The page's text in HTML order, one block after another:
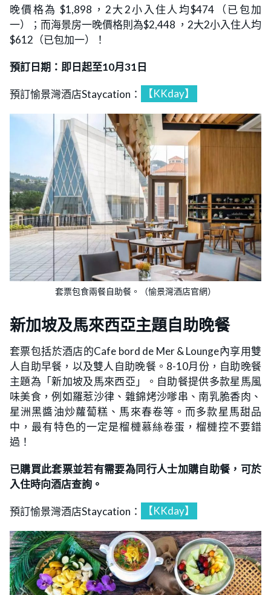
晚價格為 $1,898，2大2小入住人均$474（已包加
一）；而海景房一晚價格則為$2,448 ，2大2小入住人均
$612（已包加一）！
預訂日期：即日起至10月31日
預訂愉景灣酒店Staycation： 【KKday】
套票包食兩餐自助餐。（愉景灣酒店官網）
新加坡及馬來西亞主題自助晚餐
套票包括於酒店的Cafe bord de Mer & Lounge內享用雙
人自助早餐，以及雙人自助晚餐。8-10月份，自助晚餐
主題為「新加坡及馬來西亞」。自助餐提供多款星馬風
味美食，例如羅惹沙律、雜錦烤沙嗲串、南乳脆香肉、
星洲黑醬油炒蘿蔔糕、馬來春卷等。而多款星馬甜品
中，最有特色的一定是榴槤慕絲卷蛋，榴槤控不要錯
過！
已購買此套票並若有需要為同行人士加購自助餐，可於
入住時向酒店查詢。
預訂愉景灣酒店Staycation： 【KKday】